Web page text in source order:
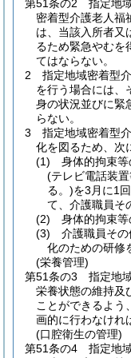
第51条の2
指定地
密着型介護老人福
は、当該入所者又
るため緊急やむを
てはならない。
2
指定地域密着型
を行う場合には、
身の状況並びに緊
らない。
3
指定地域密着型
化を図るため、次
(1)
身体的拘束
(テレビ電話装
る。)を3月に1
て、介護職員そ
(2)
身体的拘束等
(3)
介護職員そ
化のための研修
(栄養管理)
第51条の3
指定地
栄養状態の維持及
ことができるよう
画的に行わなけれ
(口腔衛生の管理)
第51条の4
指定地